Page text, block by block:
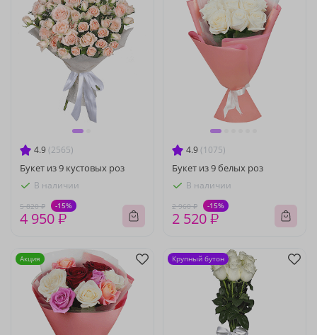
4.9 (2565)
Букет из 9 кустовых роз
В наличии
5 820 ₽ -15%
4 950 ₽
4.9 (1075)
Букет из 9 белых роз
В наличии
2 960 ₽ -15%
2 520 ₽
Акция Крупный бутон